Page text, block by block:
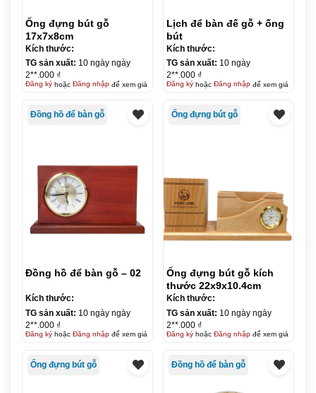
Ống đựng bút gỗ
17x7x8cm
Kích thước:
TG sản xuất: 10 ngày ngày
2**.000 ₫
Đăng kýhoặc Đăng nhậpđể xem giá
Lịch để bàn đế gỗ + ống
bút
Kích thước:
TG sản xuất: 10 ngày
2**.000 ₫
Đăng kýhoặc Đăng nhậpđể xem giá
Đồng hồ để bàn gỗ
Đồng hồ để bàn gỗ – 02
Kích thước:
TG sản xuất: 10 ngày ngày
2**.000 ₫
Đăng kýhoặc Đăng nhậpđể xem giá
Ống đựng bút gỗ
Ống đựng bút gỗ kích
thước 22x9x10.4cm
Kích thước:
TG sản xuất: 10 ngày ngày
2**.000 ₫
Đăng kýhoặc Đăng nhậpđể xem giá
Ống đựng bút gỗ Đồng hồ để bàn gỗ